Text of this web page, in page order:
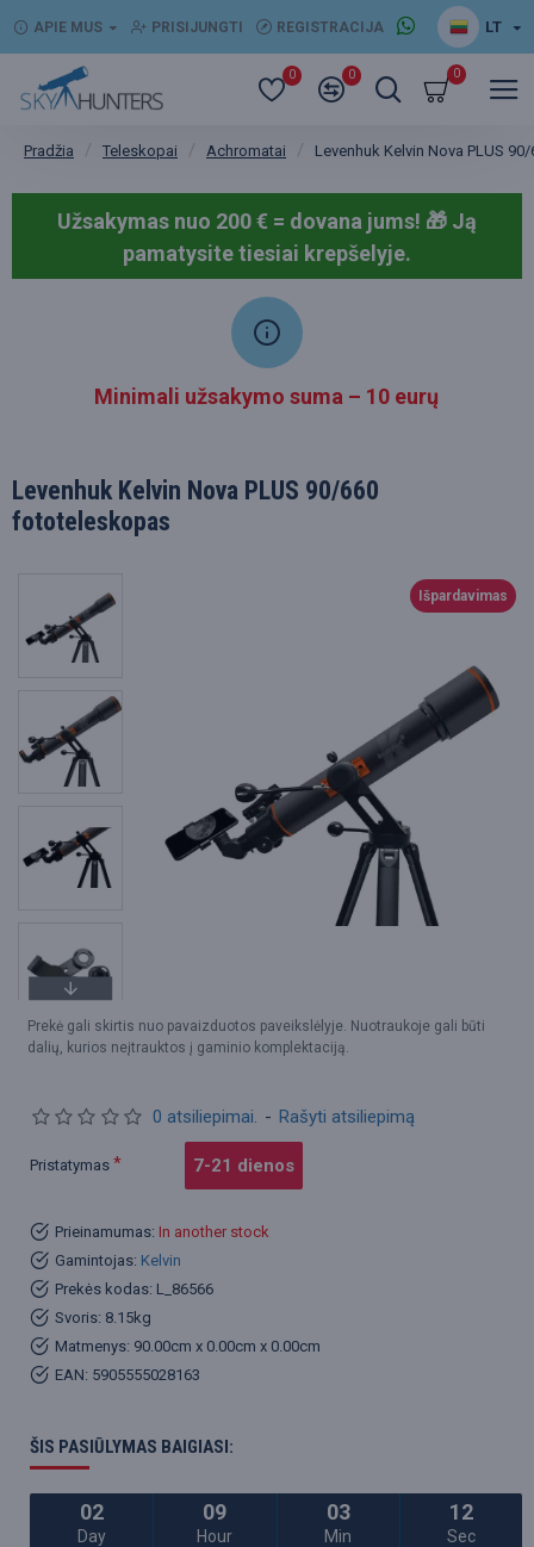
APIE MUS PRISIJUNGTI REGISTRACIJA LT
0 0 0
Pradžia Teleskopai Achromatai Levenhuk Kelvin Nova PLUS
Užsakymas nuo 200 € = dovana jums! 🎁 Ją
pamatysite tiesiai krepšelyje.
Minimali užsakymo suma – 10 eurų
Levenhuk Kelvin Nova PLUS 90/660
fototeleskopas
Išpardavimas
Prekė gali skirtis nuo pavaizduotos paveikslėlyje. Nuotraukoje gali būti
dalių, kurios neįtrauktos į gaminio komplektaciją.
Prieinamumas: In another stock
Gamintojas: Kelvin
Prekės kodas: L_86566
Svoris: 8.15kg
Matmenys: 90.00cm x 0.00cm x 0.00cm
EAN: 5905555028163
0 atsiliepimai. - Rašyti atsiliepimą
ŠIS PASIŪLYMAS BAIGIASI:
02
Day
09
Hour
03
Min
11
Sec
Pristatymas 7-21 dienos